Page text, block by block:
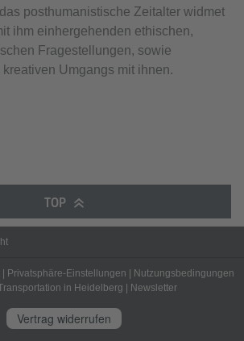
posthumanistische Zeitalter widmet
ihm einhergehenden ethischen,
Fragestellungen, sowie
Umgangs mit ihnen.
TOP
Privatsphäre-Einstellungen
Nutzungsbedingungen
in Heidelberg Newsletter
Vertrag widerrufen